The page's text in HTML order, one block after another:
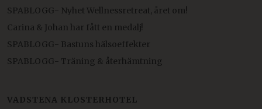
SPABLOGG- Nyhet Wellnessretreat, året om!
Carina & Johan har fått en medalj!
SPABLOGG- Bastuns hälsoeffekter
SPABLOGG- Träning & återhämtning
VADSTENA KLOSTERHOTEL